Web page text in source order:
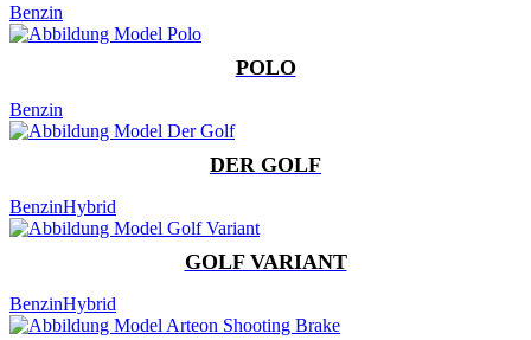
Benzin
POLO
Benzin
DER GOLF
BenzinHybrid
GOLF VARIANT
BenzinHybrid